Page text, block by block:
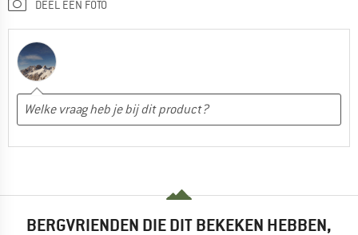
DEEL EEN FOTO
BERGVRIENDEN DIE DIT BEKEKEN HEBBEN,